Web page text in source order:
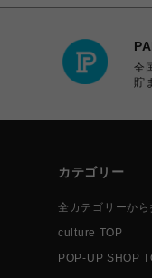
全
貯
カテゴリー
全カテゴリーから
culture TOP
POP-UP SHOP